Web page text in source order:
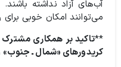
آب‌های آزاد نداشته
می‌توانند امکان خوبی برای
**تاکید بر همکاری
کریدورهای «شمال ـ